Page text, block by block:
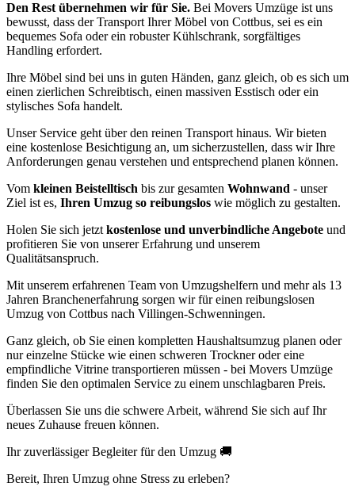
Den Rest übernehmen wir für Sie. Bei Movers Umzüge ist uns
bewusst, dass der Transport Ihrer Möbel von Cottbus, sei es ein
bequemes Sofa oder ein robuster Kühlschrank, sorgfältiges
Handling erfordert.
Ihre Möbel sind bei uns in guten Händen, ganz gleich, ob es sich um
einen zierlichen Schreibtisch, einen massiven Esstisch oder ein
stylisches Sofa handelt.
Unser Service geht über den reinen Transport hinaus. Wir bieten
eine kostenlose Besichtigung an, um sicherzustellen, dass wir Ihre
Anforderungen genau verstehen und entsprechend planen können.
Vom kleinen Beistelltisch bis zur gesamten Wohnwand - unser
Ziel ist es, Ihren Umzug so reibungslos wie möglich zu gestalten.
Holen Sie sich jetzt kostenlose und unverbindliche Angebote und
profitieren Sie von unserer Erfahrung und unserem
Qualitätsanspruch.
Mit unserem erfahrenen Team von Umzugshelfern und mehr als 13
Jahren Branchenerfahrung sorgen wir für einen reibungslosen
Umzug von Cottbus nach Villingen-Schwenningen⁠.
Ganz gleich, ob Sie einen kompletten Haushaltsumzug planen oder
nur einzelne Stücke wie einen schweren Trockner oder eine
empfindliche Vitrine transportieren müssen - bei Movers Umzüge
finden Sie den optimalen Service zu einem unschlagbaren Preis.
Überlassen Sie uns die schwere Arbeit, während Sie sich auf Ihr
neues Zuhause freuen können.
Ihr zuverlässiger Begleiter für den Umzug 🚚
Bereit, Ihren Umzug ohne Stress zu erleben?